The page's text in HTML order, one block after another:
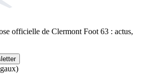
officielle de Clermont Foot 63 : actus,